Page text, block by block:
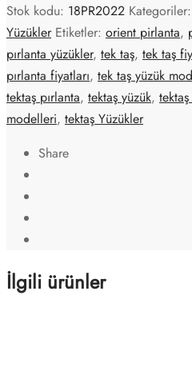
Stok kodu: 18PR2022 Kategoriler:
Yüzükler Etiketler: orient pirlanta,
pırlanta yüzükler, tek taş, tek taş
pırlanta fiyatları, tek taş yüzük
tektaş pırlanta, tektaş yüzük,
modelleri, tektaş Yüzükler
Share
İlgili ürünler